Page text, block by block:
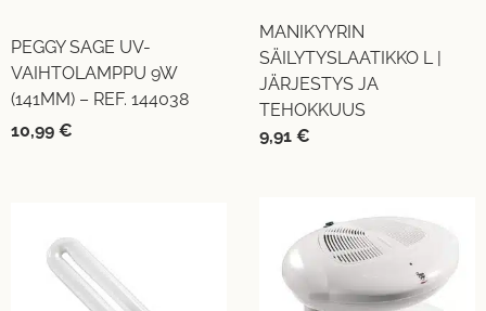
PEGGY SAGE UV-
VAIHTOLAMPPU 9W
(141MM) – REF. 144038
10,99 €
MANIKYYRIN
SÄILYTYSLAATIKKO L |
JÄRJESTYS JA
TEHOKKUUS
9,91 €